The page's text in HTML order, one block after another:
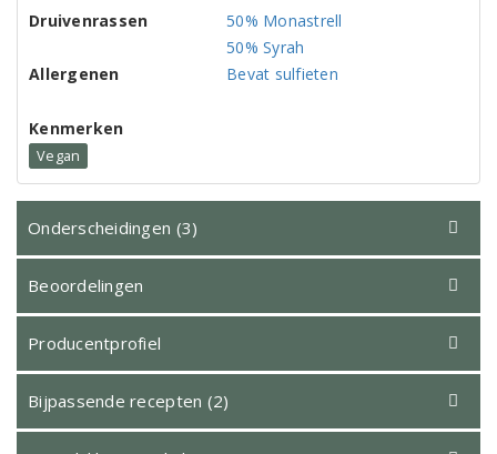
Druivenrassen
50% Monastrell
50% Syrah
Allergenen
Bevat sulfieten
Kenmerken
Vegan
Onderscheidingen (3)
Beoordelingen
Producentprofiel
Bijpassende recepten (2)